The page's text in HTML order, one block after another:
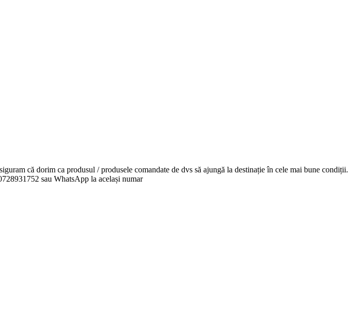
că dorim ca produsul / produsele comandate de dvs să ajungă la destinație în cele mai bune condiții.
sau WhatsApp la același numar